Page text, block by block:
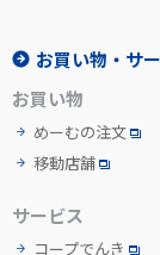
お買い物・サ
お買い物
めーむの注文
移動店舗
サービス
コープでんき